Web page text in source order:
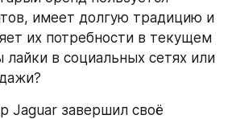
имеет долгую традицию и
их потребности в текущем
в социальных сетях или
Jaguar завершил своё